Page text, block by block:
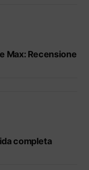
Max: Recensione
completa